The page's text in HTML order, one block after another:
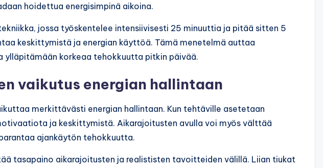
hoidettua energisimpinä aikoina.
jossa työskentelee intensiivisesti 25 minuuttia ja pitää sitten 5
keskittymistä ja energian käyttöä. Tämä menetelmä auttaa
ylläpitämään korkeaa tehokkuutta pitkin päivää.
vaikutus energian hallintaan
merkittävästi energian hallintaan. Kun tehtäville asetetaan
ja keskittymistä. Aikarajoitusten avulla voi myös välttää
ajankäytön tehokkuutta.
tasapaino aikarajoitusten ja realististen tavoitteiden välillä. Liian tiukat